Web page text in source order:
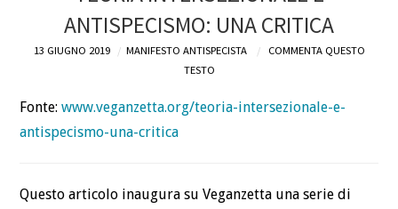
DEFINIZIONI
BLOG
ANTISPECISMO: UNA CRITICA
13 GIUGNO 2019 MANIFESTO ANTISPECISTA
COMMENTA QUESTO
TESTO
Fonte:www.veganzetta.org/teoria-intersezionale-e-
antispecismo-una-critica
Questo articolo inaugura su Veganzetta una serie di